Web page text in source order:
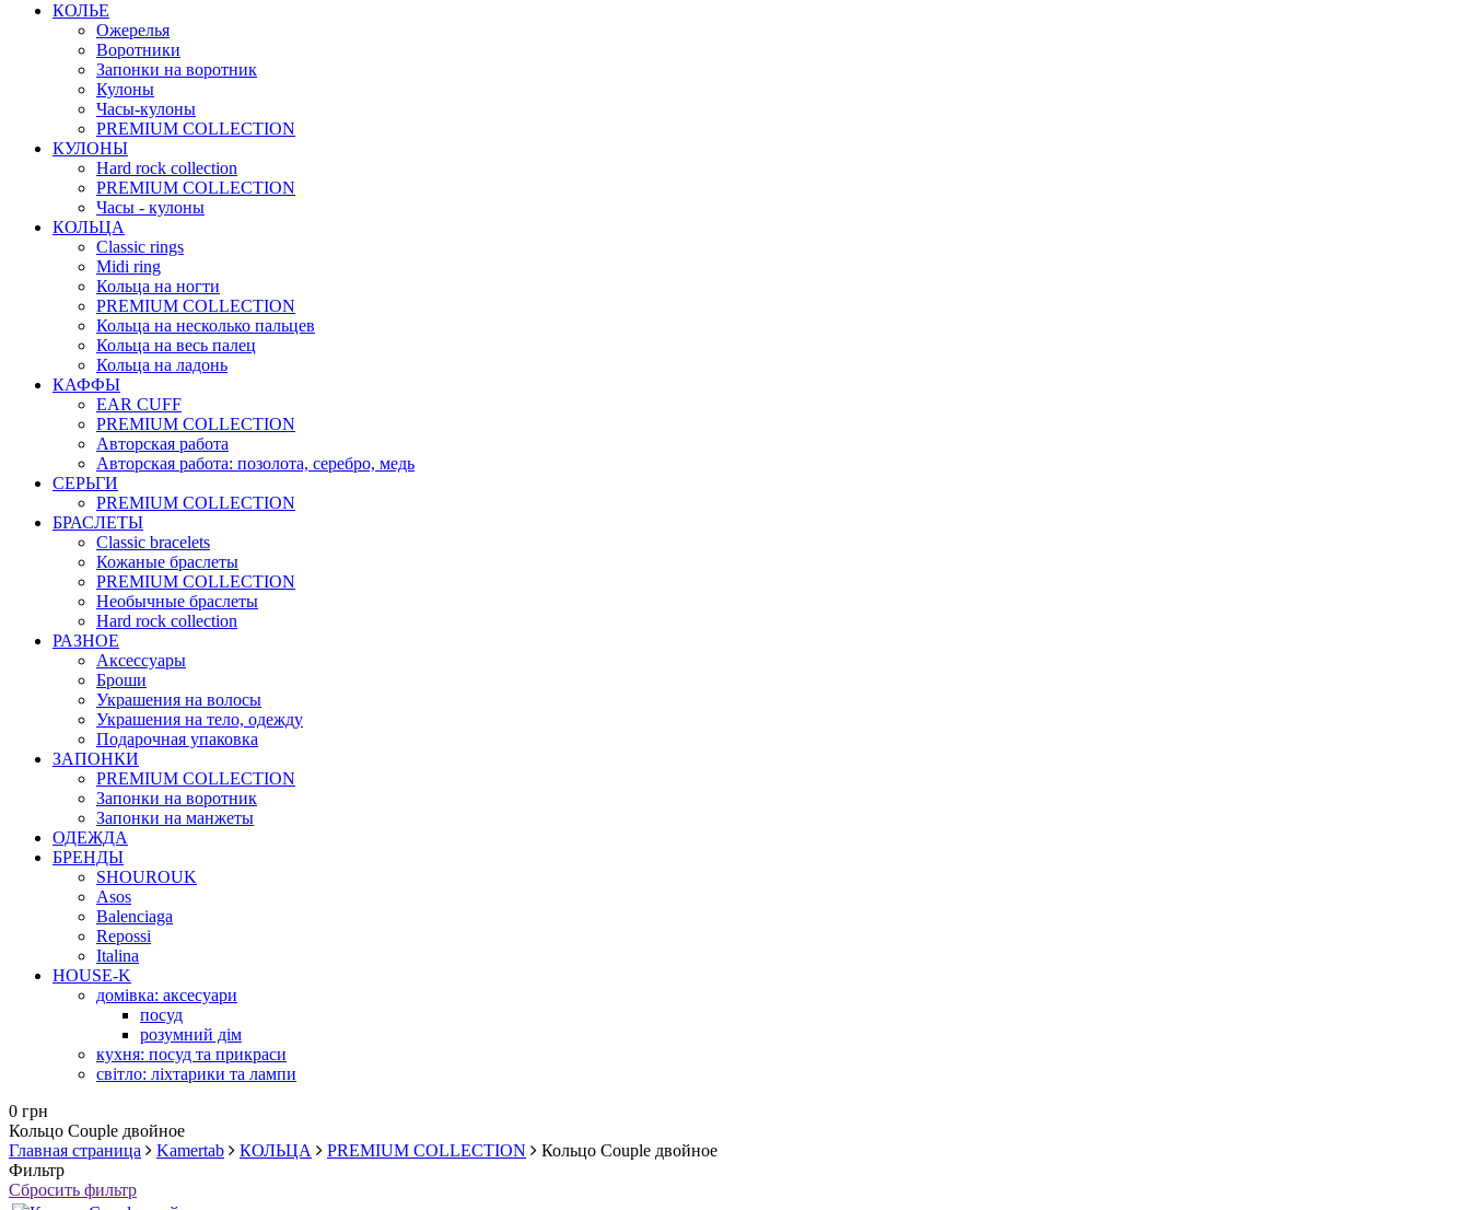
КОЛЬЕ
Ожерелья
Воротники
Запонки на воротник
Кулоны
Часы-кулоны
PREMIUM COLLECTION
КУЛОНЫ
Hard rock collection
PREMIUM COLLECTION
Часы - кулоны
КОЛЬЦА
Classic rings
Midi ring
Кольца на ногти
PREMIUM COLLECTION
Кольца на несколько пальцев
Кольца на весь палец
Кольца на ладонь
КАФФЫ
EAR CUFF
PREMIUM COLLECTION
Авторская работа
Авторская работа: позолота, серебро, медь
СЕРЬГИ
PREMIUM COLLECTION
БРАСЛЕТЫ
Classic bracelets
Кожаные браслеты
PREMIUM COLLECTION
Необычные браслеты
Hard rock collection
РАЗНОЕ
Аксессуары
Броши
Украшения на волосы
Украшения на тело, одежду
Подарочная упаковка
ЗАПОНКИ
PREMIUM COLLECTION
Запонки на воротник
Запонки на манжеты
ОДЕЖДА
БРЕНДЫ
SHOUROUK
Asos
Balenciaga
Repossi
Italina
HOUSE-K
домівка: аксесуари
посуд
розумний дім
кухня: посуд та прикраси
світло: ліхтарики та лампи
0 грн
Кольцо Couple двойное
Главная страница
Kamertab КОЛЬЦА PREMIUM COLLECTION
Кольцо Couple двойное
Фильтр
Сбросить фильтр